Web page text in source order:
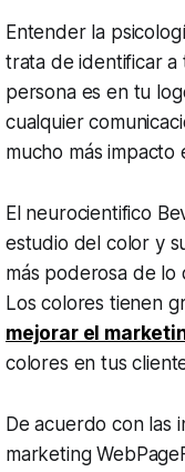
Entender la
trata de identificar a
persona es en tu
cualquier
mucho más
El neurocientifico
estudio del color y
más poderosa de lo
Los colores tienen
mejorar el
colores en tus
De acuerdo con las
marketing